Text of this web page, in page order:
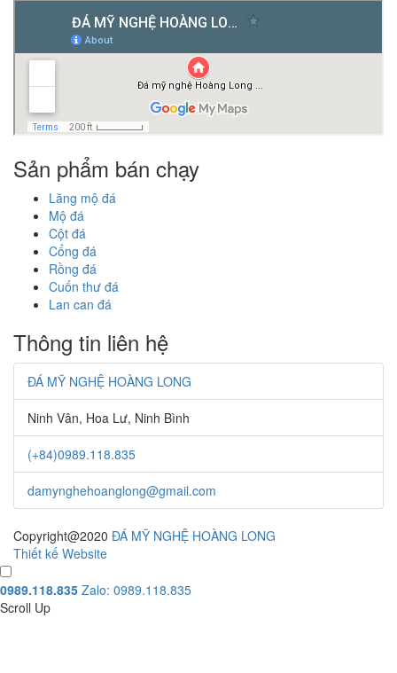
Sản phẩm bán chạy
Lăng mộ đá
Mộ đá
Cột đá
Cổng đá
Rồng đá
Cuốn thư đá
Lan can đá
Thông tin liên hệ
ĐÁ MỸ NGHỆ HOÀNG LONG
Ninh Vân, Hoa Lư, Ninh Bình
(+84)0989.118.835
damynghehoanglong@gmail.com
Copyright@2020 ĐÁ MỸ NGHỆ HOÀNG LONG
Thiết kế Website
0989.118.835 Zalo: 0989.118.835
Scroll Up